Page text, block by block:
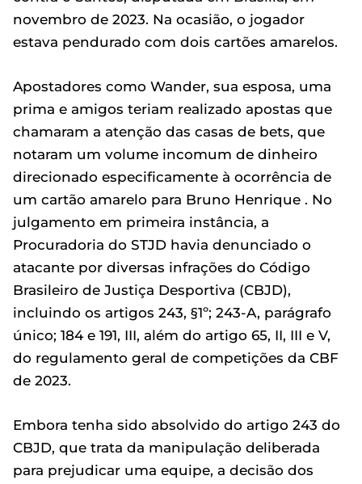
novembro de 2023. Na ocasião, o jogador
estava pendurado com dois cartões amarelos.
Apostadores como Wander, sua esposa, uma
prima e amigos teriam realizado apostas que
chamaram a atenção das casas de bets, que
notaram um volume incomum de dinheiro
direcionado especificamente à ocorrência de
um cartão amarelo para Bruno Henrique . No
julgamento em primeira instância, a
Procuradoria do STJD havia denunciado o
atacante por diversas infrações do Código
Brasileiro de Justiça Desportiva (CBJD),
incluindo os artigos 243, §1º; 243-A, parágrafo
único; 184 e 191, III, além do artigo 65, II, III e V,
do regulamento geral de competições da CBF
de 2023.
Embora tenha sido absolvido do artigo 243 do
CBJD, que trata da manipulação deliberada
para prejudicar uma equipe, a decisão dos